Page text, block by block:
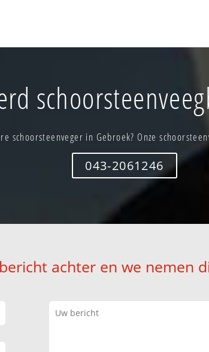
schoorsteenveger in Gebroek? Onze
043-2061246
achter en we nemen